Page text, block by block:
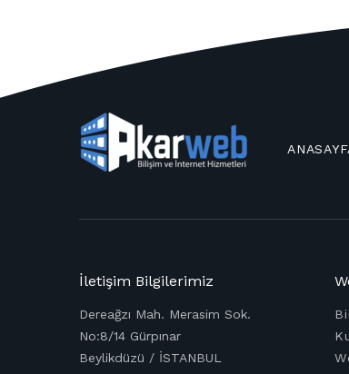
İletişim Bilgilerimiz
Dereağzı Mah. Merasim Sok.
No:8/14 Gürpınar
Beylikdüzü / İSTANBUL